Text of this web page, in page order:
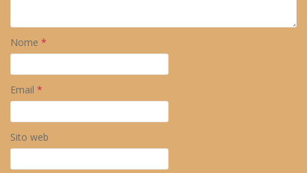
Nome *
Email *
Sito web